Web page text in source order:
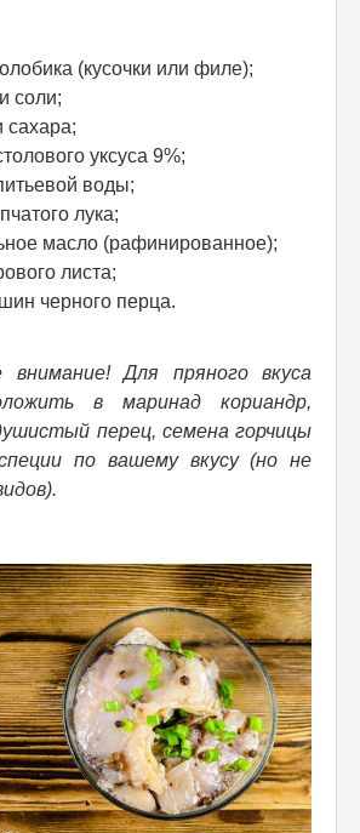
(кусочки или филе);
соли;
сахара;
уксуса 9%;
воды;
лука;
масло (рафинированное);
листа;
черного перца.
внимание! Для пряного вкуса
в маринад кориандр,
перец, семена горчицы
по вашему вкусу (но не